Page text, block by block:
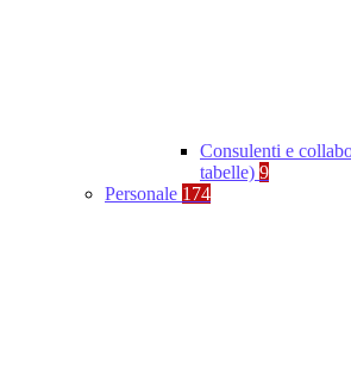
Consulenti e
tabelle) 9
Personale 174